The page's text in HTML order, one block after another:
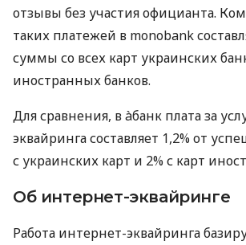
отзывы без участия официанта.
таких платежей в monobank
суммы со всех карт украинских
иностранных банков.
Для сравнения, в àбанк плата за
эквайринга составляет 1,2% от
с украинских карт и 2% с карт
Об интернет-эквайринге
Работа интернет-эквайринга